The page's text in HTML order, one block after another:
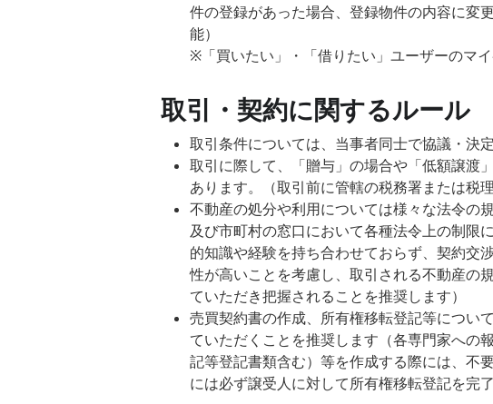
件の登録があった場合、登録物件の内容に変
能）
※「買いたい」・「借りたい」ユーザーのマ
取引・契約に関するルール
取引条件については、当事者同士で協議・決
取引に際して、「贈与」の場合や「低額譲渡
あります。（取引前に管轄の税務署または税
不動産の処分や利用については様々な法令の
及び市町村の窓口において各種法令上の制限
的知識や経験を持ち合わせておらず、契約交
性が高いことを考慮し、取引される不動産の
ていただき把握されることを推奨します）
売買契約書の作成、所有権移転登記等につい
ていただくことを推奨します（各専門家への
記等登記書類含む）等を作成する際には、不
には必ず譲受人に対して所有権移転登記を完